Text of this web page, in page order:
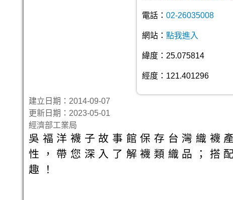
電話： 02-26035008
網站： 點我進入
緯度：25.075814
經度：121.401296
建立日期：2014-09-07
更新日期：2023-05-01
經濟部工業局
吳福洋襪子故事館保存台灣織襪
性，帶您深入了解襪類織品；搭
趣！